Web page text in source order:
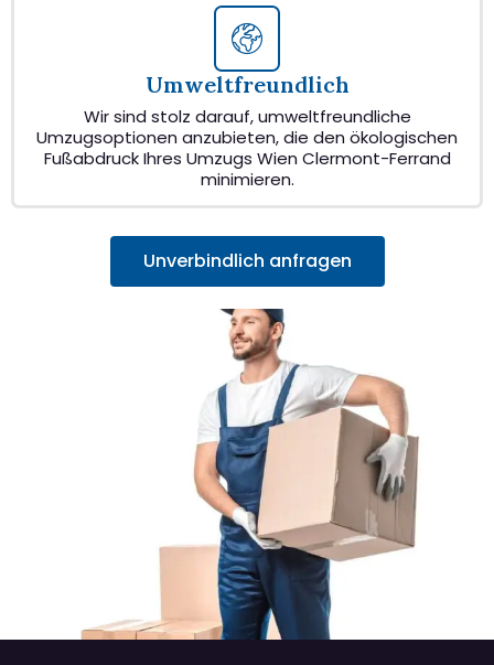
Umweltfreundlich
Wir sind stolz darauf, umweltfreundliche
Umzugsoptionen anzubieten, die den ökologischen
Fußabdruck Ihres Umzugs Wien Clermont-Ferrand
minimieren.
Unverbindlich anfragen